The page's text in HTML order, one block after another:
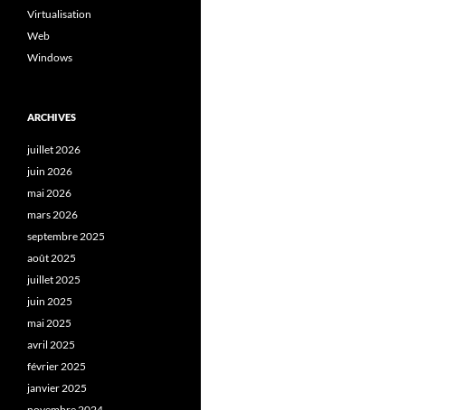
Virtualisation
Web
Windows
ARCHIVES
juillet 2026
juin 2026
mai 2026
mars 2026
septembre 2025
août 2025
juillet 2025
juin 2025
mai 2025
avril 2025
février 2025
janvier 2025